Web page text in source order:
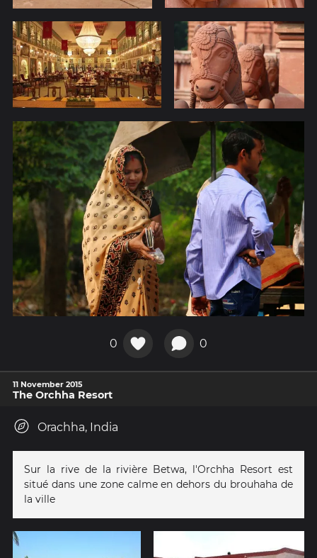
0 0
11 November 2015
The Orchha Resort
Orachha, India
Sur la rive de la rivière Betwa, l'Orchha Resort est
situé dans une zone calme en dehors du brouhaha de
la ville